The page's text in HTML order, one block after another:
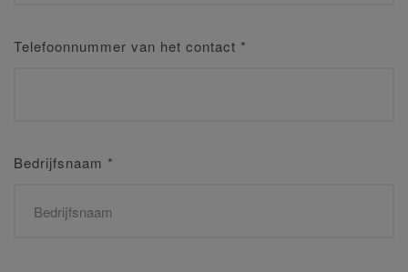
Telefoonnummer van het contact *
Bedrijfsnaam *